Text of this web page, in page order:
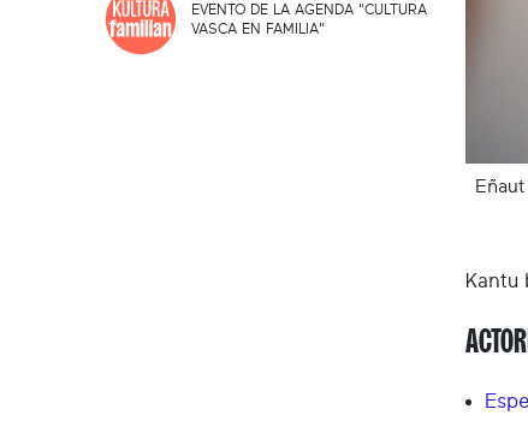
EVENTO DE LA AGENDA "CULTURA
VASCA EN FAMILIA"
Kantu